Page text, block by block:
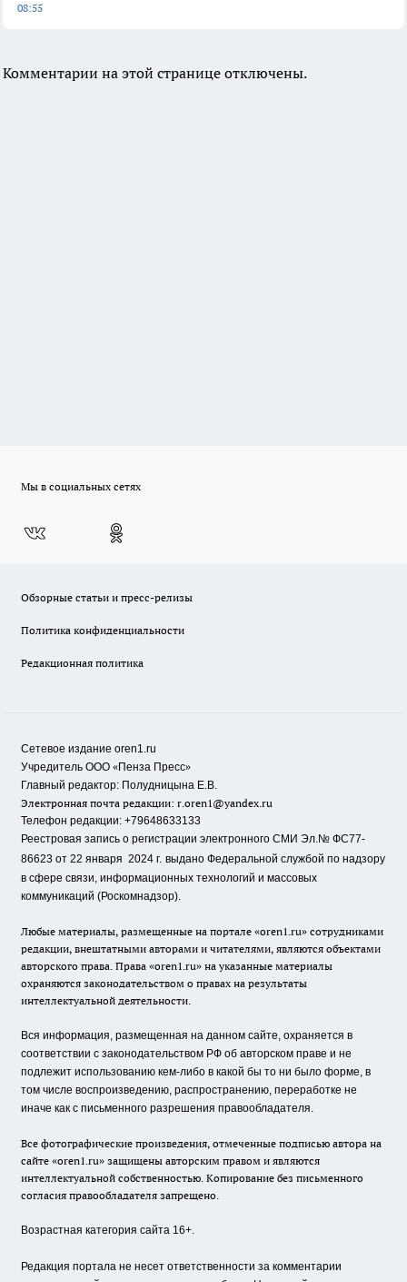
08:55
Комментарии на этой странице отключены.
Мы в социальных сетях
Обзорные статьи и пресс-релизы
Политика конфиденциальности
Редакционная политика
Сетевое издание oren1.ru
Учредитель ООО «Пенза Пресс»
Главный редактор: Полудницына Е.В.
Электронная почта редакции: r.oren1@yandex.ru
Телефон редакции: +79648633133
Реестровая запись о регистрации электронного СМИ Эл.№ ФС77-
86623 от 22 января 2024 г. выдано Федеральной службой по надзору
в сфере связи, информационных технологий и массовых
коммуникаций (Роскомнадзор).
Любые материалы, размещенные на портале «oren1.ru» сотрудниками
редакции, внештатными авторами и читателями, являются объектами
авторского права. Права «oren1.ru» на указанные материалы
охраняются законодательством о правах на результаты
интеллектуальной деятельности.
Вся информация, размещенная на данном сайте, охраняется в
соответствии с законодательством РФ об авторском праве и не
подлежит использованию кем-либо в какой бы то ни было форме, в
том числе воспроизведению, распространению, переработке не
иначе как с письменного разрешения правообладателя.
Все фотографические произведения, отмеченные подписью автора на
сайте «oren1.ru» защищены авторским правом и являются
интеллектуальной собственностью. Копирование без письменного
согласия правообладателя запрещено.
Возрастная категория сайта 16+.
Редакция портала не несет ответственности за комментарии